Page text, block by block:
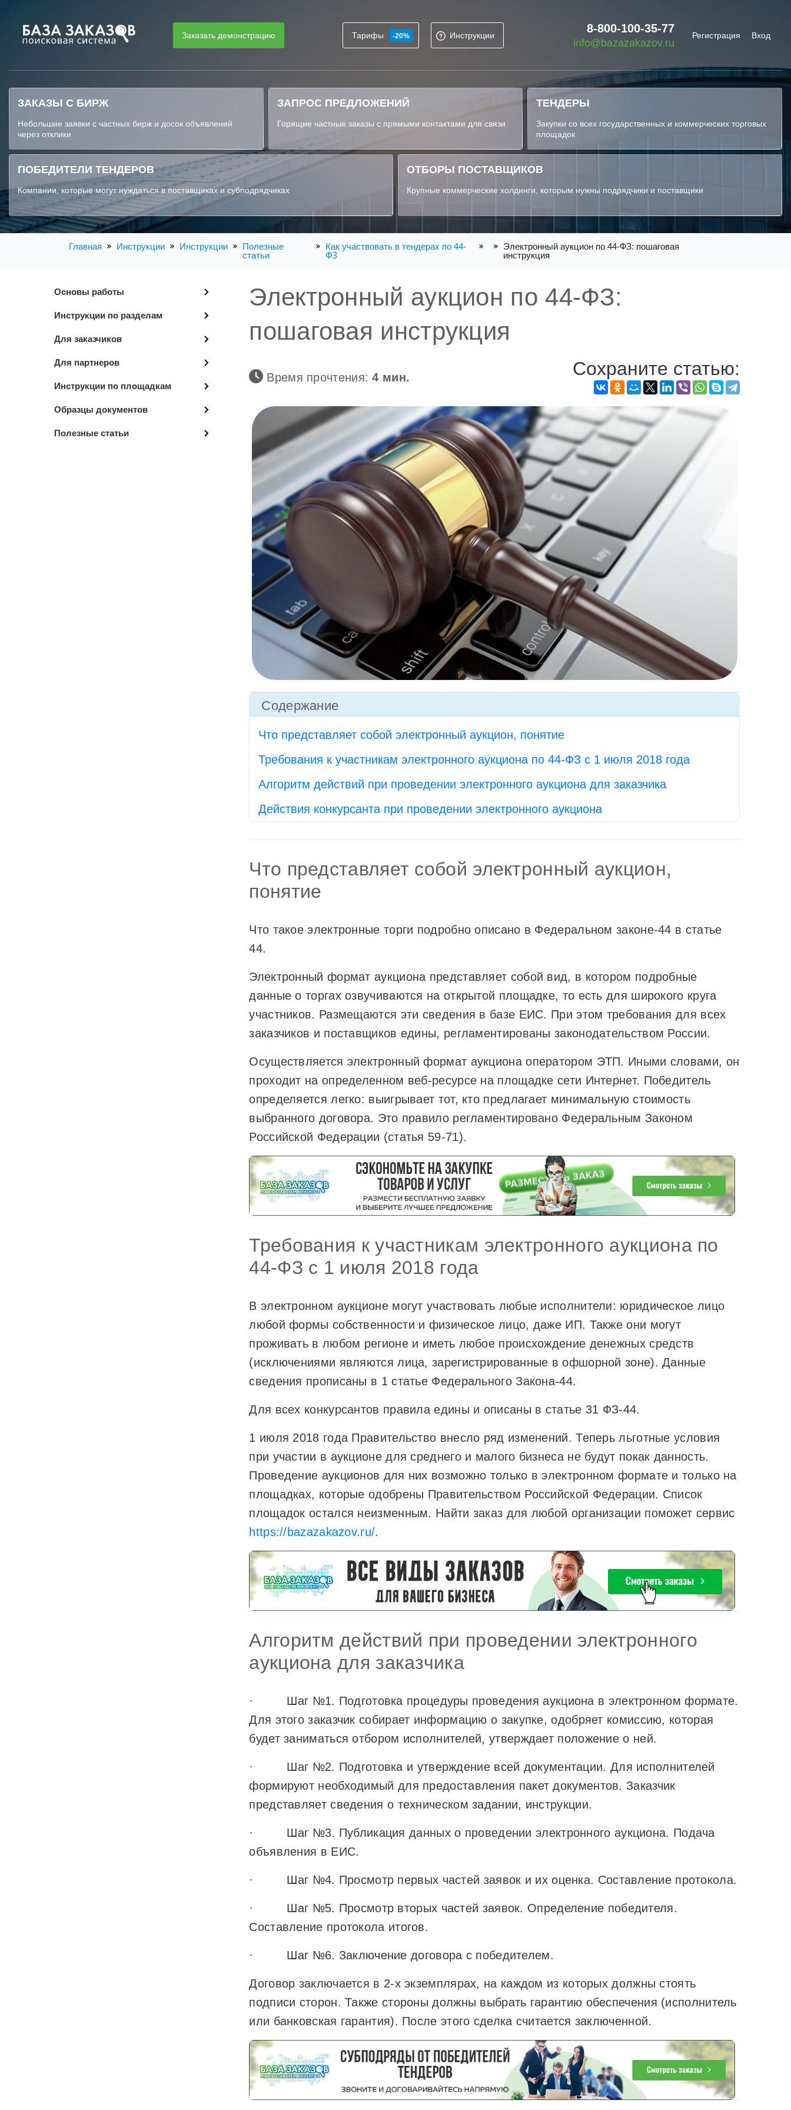
Заказать демонстрацию Тарифы -20% Инструкции
8-800-100-35-77
info@bazazakazov.ru
Регистрация Вход
ЗАКАЗЫ С БИРЖ
Небольшие заявки с частных бирж и досок объявлений
через отклики
ЗАПРОС ПРЕДЛОЖЕНИЙ
Горящие частные заказы с прямыми контактами для связи
ТЕНДЕРЫ
Закупки со всех государственных и коммерческих торговых
площадок
ПОБЕДИТЕЛИ ТЕНДЕРОВ
Компании, которые могут нуждаться в поставщиках и субподрядчиках
ОТБОРЫ ПОСТАВЩИКОВ
Крупные коммерческие холдинги, которым нужны подрядчики и поставщики
Главная Инструкции Инструкции
Полезные
статьи
Как участвовать в тендерах по 44-
ФЗ
Электронный аукцион по 44-ФЗ: пошаговая
инструкция
Основы работы
Инструкции по разделам
Для заказчиков
Для партнеров
Инструкции по площадкам
Образцы документов
Полезные статьи
Электронный аукцион по 44-ФЗ:
пошаговая инструкция
Время прочтения:4 мин. Сохраните статью:
Содержание
Что представляет собой электронный аукцион, понятие
Требования к участникам электронного аукциона по 44-ФЗ с 1 июля 2018 года
Алгоритм действий при проведении электронного аукциона для заказчика
Действия конкурсанта при проведении электронного аукциона
Что представляет собой электронный аукцион,
понятие
Что такое электронные торги подробно описано в Федеральном законе-44 в статье
44.
Электронный формат аукциона представляет собой вид, в котором подробные
данные о торгах озвучиваются на открытой площадке, то есть для широкого круга
участников. Размещаются эти сведения в базе ЕИС. При этом требования для всех
заказчиков и поставщиков едины, регламентированы законодательством России.
Осуществляется электронный формат аукциона оператором ЭТП. Иными словами, он
проходит на определенном веб-ресурсе на площадке сети Интернет. Победитель
определяется легко: выигрывает тот, кто предлагает минимальную стоимость
выбранного договора. Это правило регламентировано Федеральным Законом
Российской Федерации (статья 59-71).
Требования к участникам электронного аукциона по
44-ФЗ с 1 июля 2018 года
В электронном аукционе могут участвовать любые исполнители: юридическое лицо
любой формы собственности и физическое лицо, даже ИП. Также они могут
проживать в любом регионе и иметь любое происхождение денежных средств
(исключениями являются лица, зарегистрированные в офшорной зоне). Данные
сведения прописаны в 1 статье Федерального Закона-44.
Для всех конкурсантов правила едины и описаны в статье 31 ФЗ-44.
1 июля 2018 года Правительство внесло ряд изменений. Теперь льготные условия
при участии в аукционе для среднего и малого бизнеса не будут покак данность.
Проведение аукционов для них возможно только в электронном формате и только на
площадках, которые одобрены Правительством Российской Федерации. Список
площадок остался неизменным. Найти заказ для любой организации поможет сервис
https://bazazakazov.ru/.
Алгоритм действий при проведении электронного
аукциона для заказчика
· Шаг №1. Подготовка процедуры проведения аукциона в электронном формате.
Для этого заказчик собирает информацию о закупке, одобряет комиссию, которая
будет заниматься отбором исполнителей, утверждает положение о ней.
· Шаг №2. Подготовка и утверждение всей документации. Для исполнителей
формируют необходимый для предоставления пакет документов. Заказчик
представляет сведения о техническом задании, инструкции.
· Шаг №3. Публикация данных о проведении электронного аукциона. Подача
объявления в ЕИС.
· Шаг №4. Просмотр первых частей заявок и их оценка. Составление протокола.
· Шаг №5. Просмотр вторых частей заявок. Определение победителя.
Составление протокола итогов.
· Шаг №6. Заключение договора с победителем.
Договор заключается в 2-х экземплярах, на каждом из которых должны стоять
подписи сторон. Также стороны должны выбрать гарантию обеспечения (исполнитель
или банковская гарантия). После этого сделка считается заключенной.